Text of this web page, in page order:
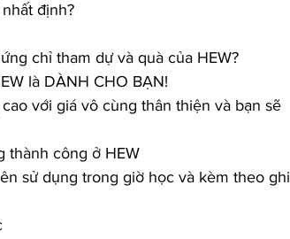
định?
chỉ tham dự và quà của HEW?
là DÀNH CHO BẠN!
với giá vô cùng thân thiện và bạn sẽ
thành công ở HEW
sử dụng trong giờ học và kèm theo ghi